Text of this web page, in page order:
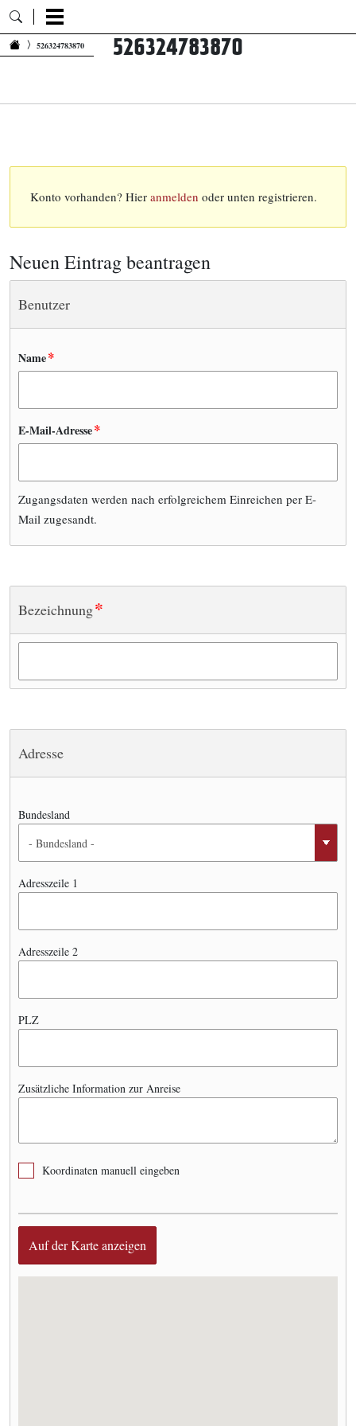
Zum Inhalt springen
526324783870 526324783870
Konto vorhanden? Hier anmelden oder unten registrieren.
Neuen Eintrag beantragen
Benutzer
Name*
E-Mail-Adresse*
Zugangsdaten werden nach erfolgreichem Einreichen per E-
Mail zugesandt.
Bezeichnung*
Adresse
Bundesland
Adresszeile 1
Adresszeile 2
PLZ
Zusätzliche Information zur Anreise
Koordinaten manuell eingeben